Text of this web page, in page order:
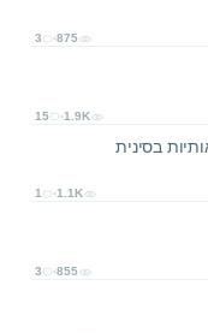
3 875
15 1.9K
1 1.1K
3 855